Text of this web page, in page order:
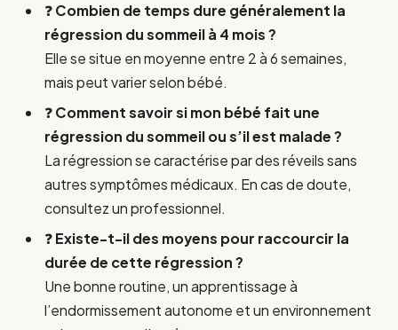
❓Combien de temps dure généralement la
régression du sommeil à 4 mois ?
Elle se situe en moyenne entre 2 à 6 semaines,
mais peut varier selon bébé.
❓Comment savoir si mon bébé fait une
régression du sommeil ou s’il est malade ?
La régression se caractérise par des réveils sans
autres symptômes médicaux. En cas de doute,
consultez un professionnel.
❓Existe-t-il des moyens pour raccourcir la
durée de cette régression ?
Une bonne routine, un apprentissage à
l’endormissement autonome et un environnement